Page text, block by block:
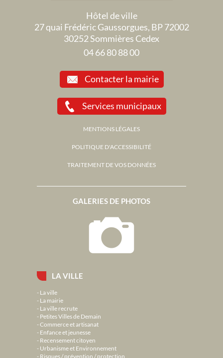
LA VILLE
La ville
La mairie
La ville recrute
Petites Villes de Demain
Commerce et artisanat
Enfance et jeunesse
Recensement citoyen
Urbanisme et Environnement
Risques / prévention / protection
GALERIES DE PHOTOS
Hôtel de ville
27 quai Frédéric Gaussorgues, BP 72002
30252 Sommières Cedex
04 66 80 88 00
Contacter la mairie
Services municipaux
MENTIONS LÉGALES
POLITIQUE D'ACCESSIBILITÉ
TRAITEMENT DE VOS DONNÉES